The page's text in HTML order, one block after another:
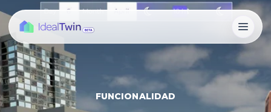
FUNCIONALIDAD